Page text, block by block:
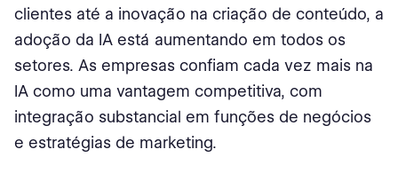
clientes até a inovação na criação de conteúdo, a
adoção da IA está aumentando em todos os
setores. As empresas confiam cada vez mais na
IA como uma vantagem competitiva, com
integração substancial em funções de negócios
e estratégias de marketing.